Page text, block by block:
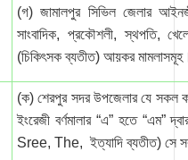
(গ) জামালপুর সিভিল জেলার
সাংবাদিক, প্রকৌশলী, স্থপতি,
(চিকিৎসক ব্যতীত) আয়কর
(ক) শেরপুর সদর উপজেলার যে সকল
ইংরেজী বর্ণমালার “এ” হতে
Sree, The, ইত্যাদি ব্যতীত) সে